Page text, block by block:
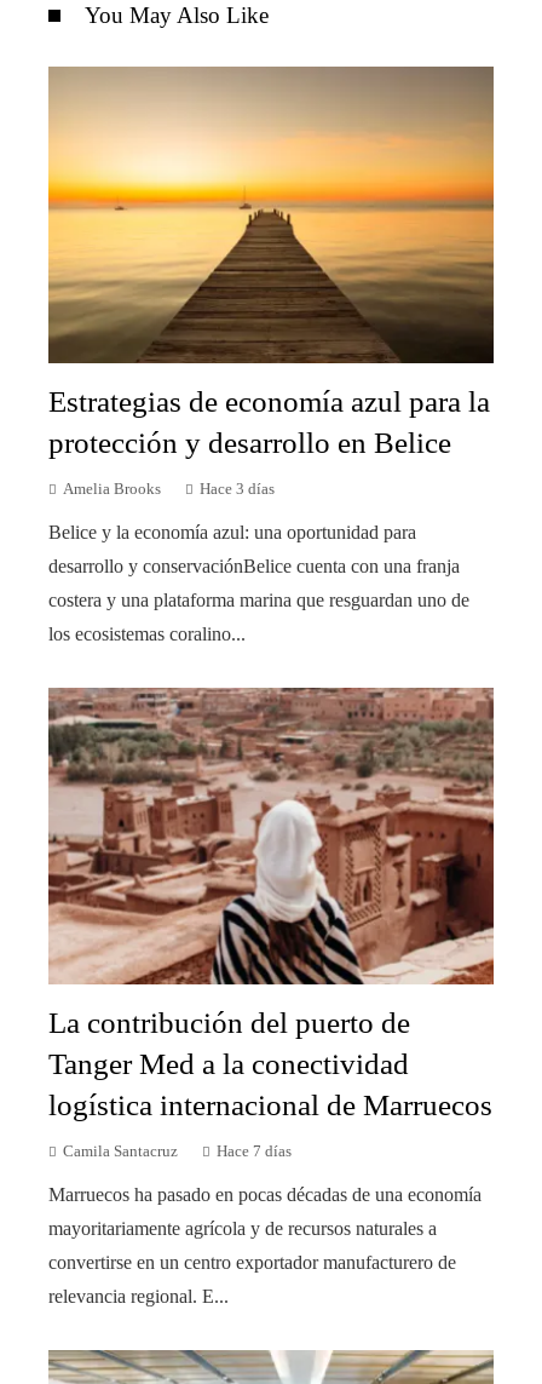
You May Also Like
Estrategias de economía azul para la
protección y desarrollo en Belice
Amelia Brooks Hace 3 días
Belice y la economía azul: una oportunidad para
desarrollo y conservaciónBelice cuenta con una franja
costera y una plataforma marina que resguardan uno de
los ecosistemas coralino...
La contribución del puerto de
Tanger Med a la conectividad
logística internacional de Marruecos
Camila Santacruz Hace 7 días
Marruecos ha pasado en pocas décadas de una economía
mayoritariamente agrícola y de recursos naturales a
convertirse en un centro exportador manufacturero de
relevancia regional. E...